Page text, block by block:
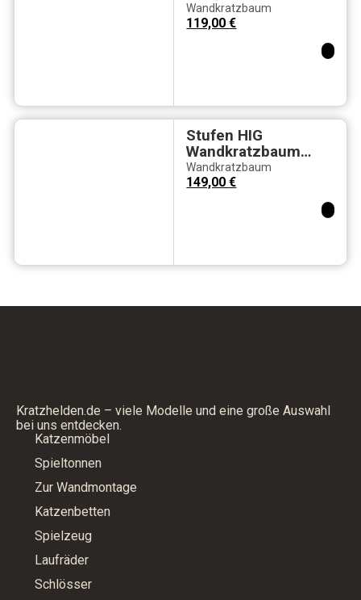
Material:
Kautschukbaumholz
, Sisal & Möbelstoff
Wandkratzbaum
119,00€
Stufen HIG
Wandkratzbaum
Kautschukholz 35 x
26,5 x 125 cm
Wandkratzbaum
149,00€
Kratzhelden.de – viele Modelle und eine große Auswahl
bei uns entdecken.
Katzenmöbel
Spieltonnen
Zur Wandmontage
Katzenbetten
Spielzeug
Laufräder
Schlösser